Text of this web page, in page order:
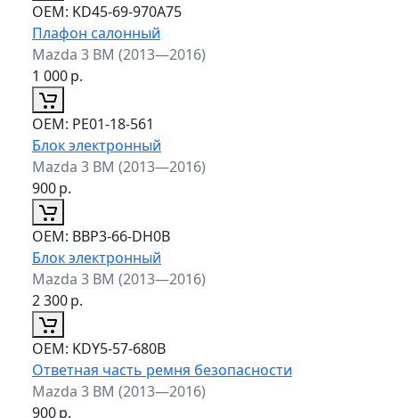
ОЕМ: KD45-69-970A75
Плафон салонный
Mazda 3 BM (2013—2016)
1 000р.
ОЕМ: PE01-18-561
Блок электронный
Mazda 3 BM (2013—2016)
900р.
ОЕМ: BBP3-66-DH0B
Блок электронный
Mazda 3 BM (2013—2016)
2 300р.
ОЕМ: KDY5-57-680B
Ответная часть ремня безопасности
Mazda 3 BM (2013—2016)
900р.